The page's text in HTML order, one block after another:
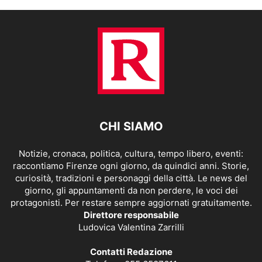
CHI SIAMO
Notizie, cronaca, politica, cultura, tempo libero, eventi:
raccontiamo Firenze ogni giorno, da quindici anni. Storie,
curiosità, tradizioni e personaggi della città. Le news del
giorno, gli appuntamenti da non perdere, le voci dei
protagonisti. Per restare sempre aggiornati gratuitamente.
Direttore responsabile
Ludovica Valentina Zarrilli
Contatti Redazione